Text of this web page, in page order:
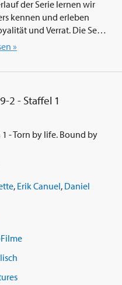
der Serie lernen wir
kennen und erleben
und Verrat. Die Serie
oft fragilen Alltag der
»
2 - Staffel 1
1 - Torn by life. Bound by
, Erik Canuel, Daniel